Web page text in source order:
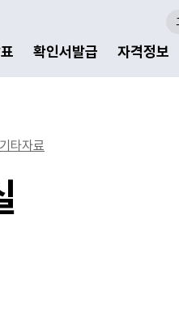
확인서발급 자격정보
기타자료